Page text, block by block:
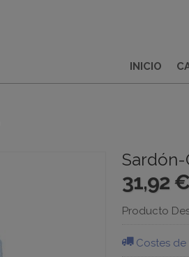
INICIO
31,92
Producto
Costes de